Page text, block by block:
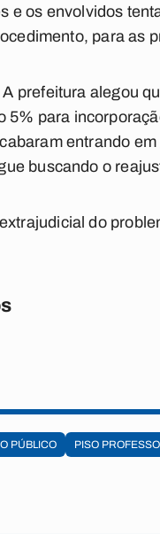
e os envolvidos
para as
prefeitura alegou
5% para
entrando
buscando o
do
PÚBLICO PISO